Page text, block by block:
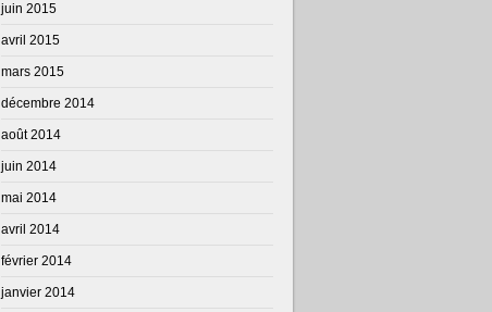
juin 2015
avril 2015
mars 2015
décembre 2014
août 2014
juin 2014
mai 2014
avril 2014
février 2014
janvier 2014